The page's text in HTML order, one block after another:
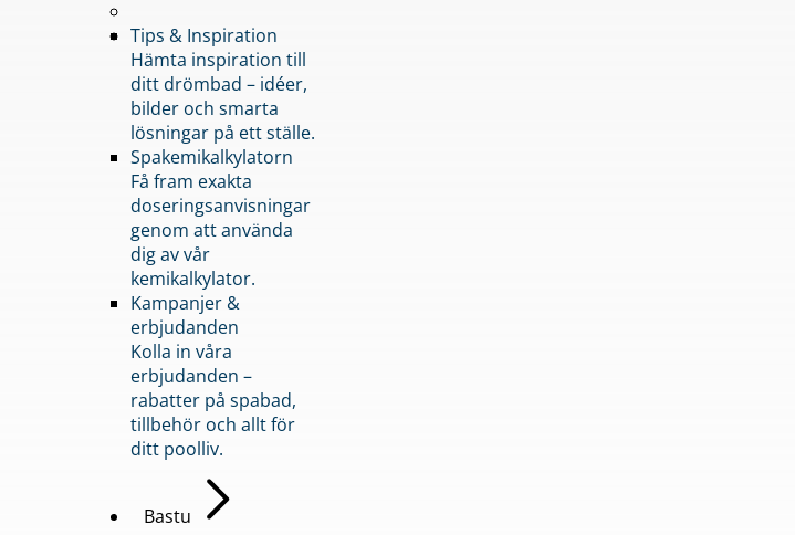
Tips & Inspiration
Hämta inspiration till
ditt drömbad – idéer,
bilder och smarta
lösningar på ett ställe.
Spakemikalkylatorn
Få fram exakta
doseringsanvisningar
genom att använda
dig av vår
kemikalkylator.
Kampanjer &
erbjudanden
Kolla in våra
erbjudanden –
rabatter på spabad,
tillbehör och allt för
ditt poolliv.
Bastu